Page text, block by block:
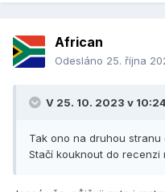
African
Odesláno 25. října
V 25. 10. 2023 v
Tak ono na druhou stranu
Stačí kouknout do recenzi